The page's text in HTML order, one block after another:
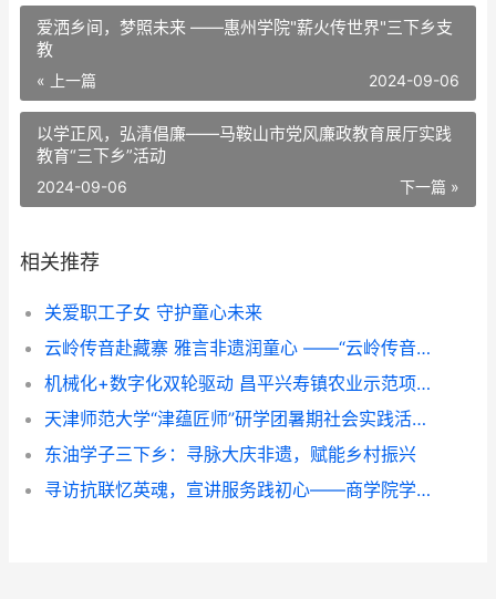
爱洒乡间，梦照未来 ——惠州学院"薪火传世界"三下乡支
教
« 上一篇 2024-09-06
以学正风，弘清倡廉——马鞍山市党风廉政教育展厅实践
教育“三下乡”活动
下一篇 »
2024-09-06
相关推荐
关爱职工子女 守护童心未来
云岭传音赴藏寨 雅言非遗润童心 ——“云岭传音”志愿服务队赴甘堡藏寨推普实践纪实
机械化+数字化双轮驱动 昌平兴寿镇农业示范项目展示培训成果
天津师范大学“津蕴匠师”研学团暑期社会实践活动纪实
东油学子三下乡：寻脉大庆非遗，赋能乡村振兴
寻访抗联忆英魂，宣讲服务践初心——商学院学生团队三下乡纪实